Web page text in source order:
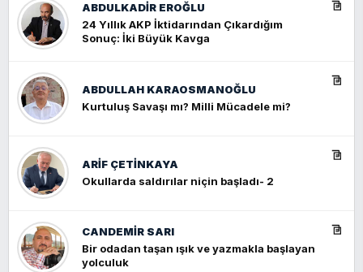
ABDULKADIR EROĞLU
24 Yıllık AKP İktidarından Çıkardığım
Sonuç: İki Büyük Kavga
ABDULLAH KARAOSMANOĞLU
Kurtuluş Savaşı mı? Milli Mücadele mi?
ARIF ÇETİNKAYA
Okullarda saldırılar niçin başladı- 2
CANDEMIR SARI
Bir odadan taşan ışık ve yazmakla başlayan
yolculuk